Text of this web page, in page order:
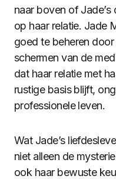
naar boven of
op haar relatie. Jade
goed te beheren
schermen van de
dat haar relatie met
rustige basis blijft,
professionele leven.
Wat Jade’s
niet alleen de
ook haar bewuste